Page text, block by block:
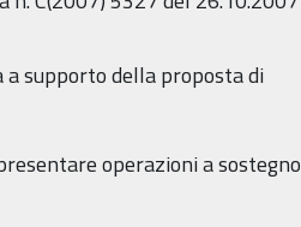
a supporto della proposta di
operazioni a sostegno